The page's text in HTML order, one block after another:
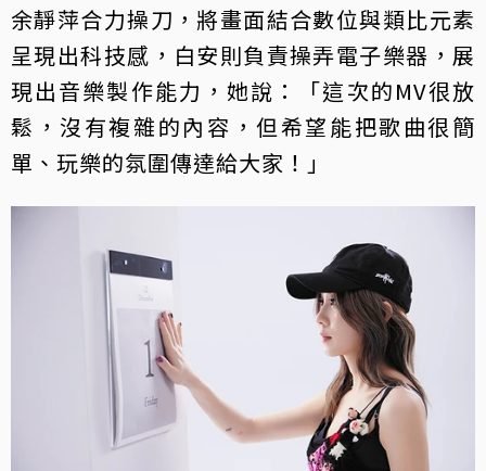
余靜萍合力操刀，將畫面結合數位與類比元素
呈現出科技感，白安則負責操弄電子樂器，展
現出音樂製作能力，她說：「這次的MV很放
鬆，沒有複雜的內容，但希望能把歌曲很簡
單、玩樂的氛圍傳達給大家！」